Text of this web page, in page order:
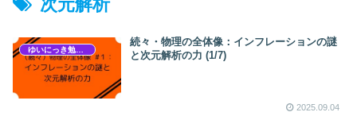
次元解析
続々・物理の全体像：インフレーションの謎
と次元解析の力 (1/7)
2025.09.04